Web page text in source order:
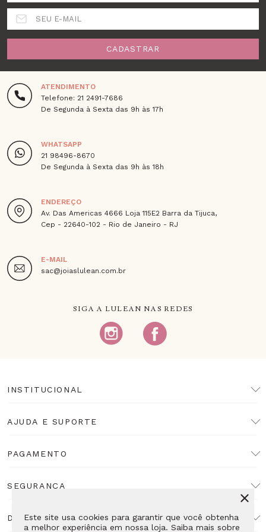
Este site usa cookies para garantir que você obtenha
a melhor experiência em nossa loja. Saiba mais sobre
SEU E-MAIL
CADASTRAR
ATENDIMENTO
Telefone: 21 2491-7686
De Segunda à Sexta das 9h às 17h
WHATSAPP
21 98496-8670
De Segunda à Sexta das 9h às 18h
ENDEREÇO
Av. Das Americas 4666 Loja 115E2 Barra da Tijuca,
Cep - 22640-102 - Rio de Janeiro - RJ
E-MAIL
sac@joiaslulean.com.br
SIGA A LULEAN NAS REDES
INSTITUCIONAL
AJUDA E SUPORTE
PAGAMENTO
SEGURANÇA
DESENVOLVIMENTO